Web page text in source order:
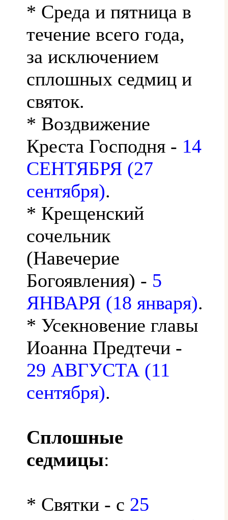
* Среда и пятница в
течение всего года,
за исключением
сплошных седмиц и
святок.
* Воздвижение
Креста Господня - 14
СЕНТЯБРЯ (27
сентября).
* Крещенский
сочельник
(Навечерие
Богоявления) - 5
ЯНВАРЯ (18 января).
* Усекновение главы
Иоанна Предтечи -
29 АВГУСТА (11
сентября).
Сплошные
седмицы:
* Святки - с 25